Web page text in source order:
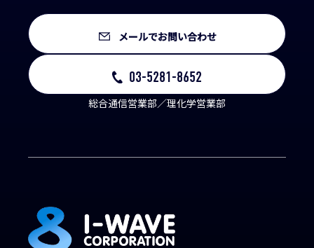
メールでお問い合わせ
03-5281-8652
総合通信営業部／理化学営業部